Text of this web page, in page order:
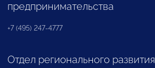
предпринимательства
+7 (495) 247-4777
Отдел регионального развития